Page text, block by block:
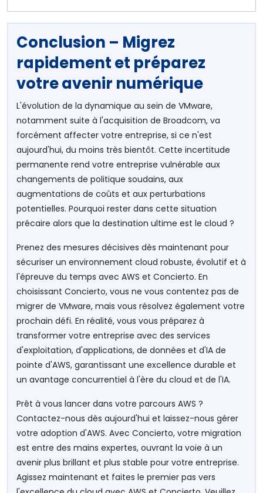
Conclusion – Migrez
rapidement et préparez
votre avenir numérique
L'évolution de la dynamique au sein de VMware,
notamment suite à l'acquisition de Broadcom, va
forcément affecter votre entreprise, si ce n'est
aujourd'hui, du moins très bientôt. Cette incertitude
permanente rend votre entreprise vulnérable aux
changements de politique soudains, aux
augmentations de coûts et aux perturbations
potentielles. Pourquoi rester dans cette situation
précaire alors que la destination ultime est le cloud ?
Prenez des mesures décisives dès maintenant pour
sécuriser un environnement cloud robuste, évolutif et à
l'épreuve du temps avec AWS et Concierto. En
choisissant Concierto, vous ne vous contentez pas de
migrer de VMware, mais vous résolvez également votre
prochain défi. En réalité, vous vous préparez à
transformer votre entreprise avec des services
d'exploitation, d'applications, de données et d'IA de
pointe d'AWS, garantissant une excellence durable et
un avantage concurrentiel à l'ère du cloud et de l'IA.
Prêt à vous lancer dans votre parcours AWS ?
Contactez-nous dès aujourd'hui et laissez-nous gérer
votre adoption d'AWS. Avec Concierto, votre migration
est entre des mains expertes, ouvrant la voie à un
avenir plus brillant et plus stable pour votre entreprise.
Agissez maintenant et faites le premier pas vers